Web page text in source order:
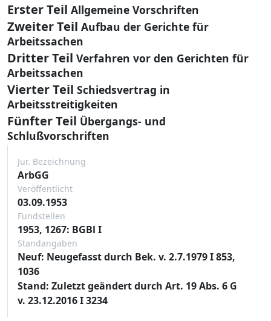
Erster Teil Allgemeine Vorschriften
Zweiter Teil Aufbau der Gerichte für
Arbeitssachen
Dritter Teil Verfahren vor den Gerichten für
Arbeitssachen
Vierter Teil Schiedsvertrag in
Arbeitsstreitigkeiten
Fünfter Teil Übergangs- und
Schlußvorschriften
Jur. Bezeichnung
ArbGG
Veröffentlicht
03.09.1953
Fundstellen
1953, 1267: BGBl I
Standangaben
Neuf: Neugefasst durch Bek. v. 2.7.1979 I 853,
1036
Stand: Zuletzt geändert durch Art. 19 Abs. 6 G
v. 23.12.2016 I 3234